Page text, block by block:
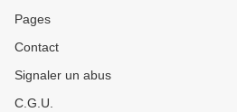
Pages
Contact
Signaler un abus
C.G.U.